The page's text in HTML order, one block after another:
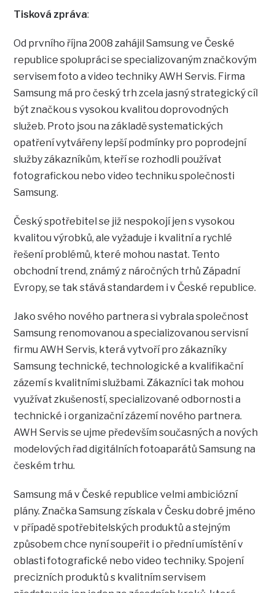
Tisková zpráva:
Od prvního října 2008 zahájil Samsung ve České
republice spolupráci se specializovaným značkovým
servisem foto a video techniky AWH Servis. Firma
Samsung má pro český trh zcela jasný strategický cíl
být značkou s vysokou kvalitou doprovodných
služeb. Proto jsou na základě systematických
opatření vytvářeny lepší podmínky pro poprodejní
služby zákazníkům, kteří se rozhodli používat
fotografickou nebo video techniku společnosti
Samsung.
Český spotřebitel se již nespokojí jen s vysokou
kvalitou výrobků, ale vyžaduje i kvalitní a rychlé
řešení problémů, které mohou nastat. Tento
obchodní trend, známý z náročných trhů Západní
Evropy, se tak stává standardem i v České republice.
Jako svého nového partnera si vybrala společnost
Samsung renomovanou a specializovanou servisní
firmu AWH Servis, která vytvoří pro zákazníky
Samsung technické, technologické a kvalifikační
zázemí s kvalitními službami. Zákazníci tak mohou
využívat zkušeností, specializované odbornosti a
technické i organizační zázemí nového partnera.
AWH Servis se ujme především současných a nových
modelových řad digitálních fotoaparátů Samsung na
českém trhu.
Samsung má v České republice velmi ambiciózní
plány. Značka Samsung získala v Česku dobré jméno
v případě spotřebitelských produktů a stejným
způsobem chce nyní soupeřit i o přední umístění v
oblasti fotografické nebo video techniky. Spojení
precizních produktů s kvalitním servisem